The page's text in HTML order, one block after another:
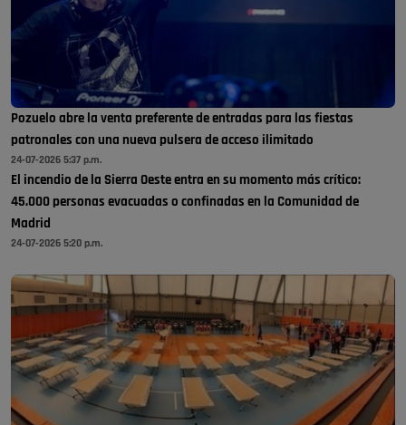
Pozuelo abre la venta preferente de entradas para las fiestas
patronales con una nueva pulsera de acceso ilimitado
24-07-2026 5:37 p.m.
El incendio de la Sierra Oeste entra en su momento más crítico:
45.000 personas evacuadas o confinadas en la Comunidad de
Madrid
24-07-2026 5:20 p.m.